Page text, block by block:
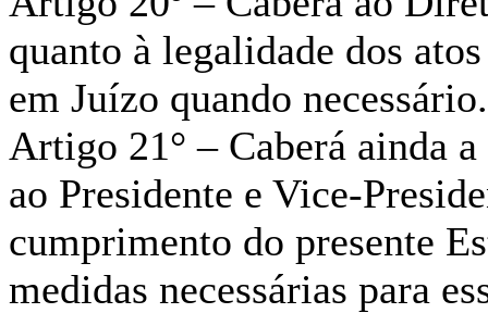
quanto à legalidade dos
em Juízo quando necessário.
Artigo 21° – Caberá ainda
ao Presidente e Vice-
cumprimento do presente
medidas necessárias para